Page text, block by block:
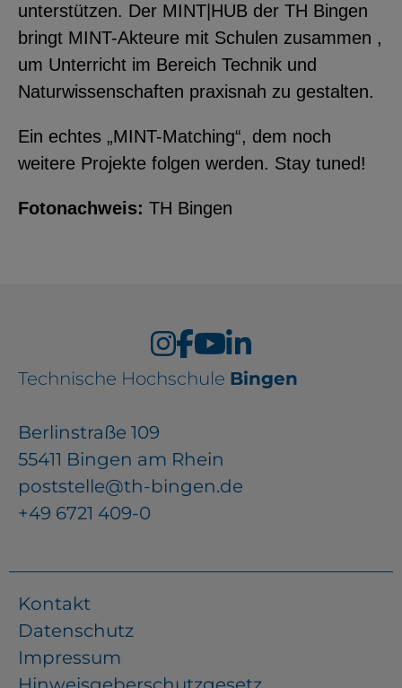
unterstützen. Der MINT|HUB der TH Bingen
bringt MINT-Akteure mit Schulen zusammen ,
um Unterricht im Bereich Technik und
Naturwissenschaften praxisnah zu gestalten.
Ein echtes „MINT-Matching“, dem noch
weitere Projekte folgen werden. Stay tuned!
Fotonachweis: TH Bingen
Technische Hochschule Bingen
Berlinstraße 109
55411 Bingen am Rhein
poststelle@th-bingen.de
+49 6721 409-0
Kontakt
Datenschutz
Impressum